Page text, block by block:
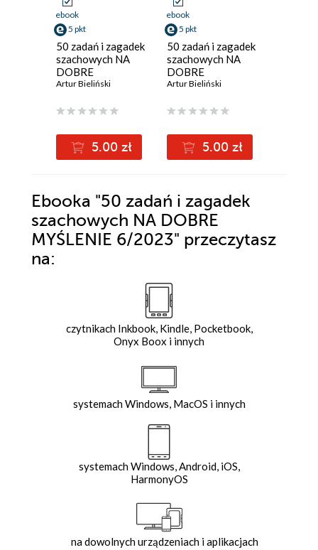
ebook
5 pkt
50 zadań i zagadek
szachowych NA
DOBRE
MYŚLENIE
Artur Bieliński
5.00 zł
ebook
5 pkt
50 zadań i zagadek
szachowych NA
DOBRE
MYŚLENIE
Artur Bieliński
5.00 zł
Ebooka "50 zadań i zagadek
szachowych NA DOBRE
MYŚLENIE 6/2023" przeczytasz
na:
czytnikach Inkbook, Kindle, Pocketbook,
Onyx Boox i innych
systemach Windows, MacOS i innych
systemach Windows, Android, iOS,
HarmonyOS
na dowolnych urządzeniach i aplikacjach